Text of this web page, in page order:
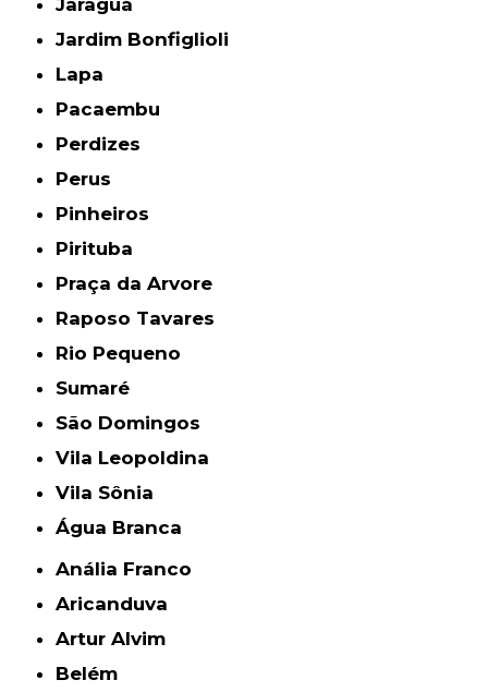
Jaraguá
Jardim Bonfiglioli
Lapa
Pacaembu
Perdizes
Perus
Pinheiros
Pirituba
Praça da Arvore
Raposo Tavares
Rio Pequeno
Sumaré
São Domingos
Vila Leopoldina
Vila Sônia
Água Branca
Anália Franco
Aricanduva
Artur Alvim
Belém